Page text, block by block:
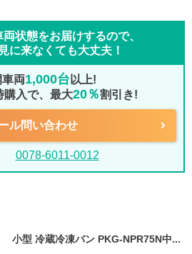
状態をお届けするので、
に来なくても大丈夫！
両1,000台 以上!
購入で、最大20％割引き!
ル問い合わせ
0078-6011-0012
小型 冷蔵冷凍バン PKG-NPR75N中...